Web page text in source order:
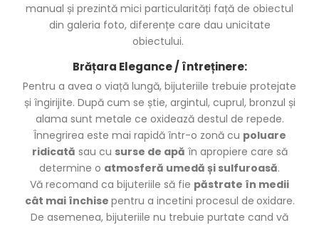
manual și prezintă mici particularități față de obiectul
din galeria foto, diferențe care dau unicitate
obiectului.
Brățara Elegance / întreținere:
Pentru a avea o viață lungă, bijuteriile trebuie protejate
și îngirijite. După cum se știe, argintul, cuprul, bronzul și
alama sunt metale ce oxidează destul de repede.
Înnegrirea este mai rapidă într-o zonă cu poluare
ridicată sau cu surse de apă în apropiere care să
determine o atmosferă umedă și sulfuroasă.
Vă recomand ca bijuteriile să fie păstrate în medii
cât mai închise pentru a incetini procesul de oxidare.
De asemenea, bijuteriile nu trebuie purtate cand vă